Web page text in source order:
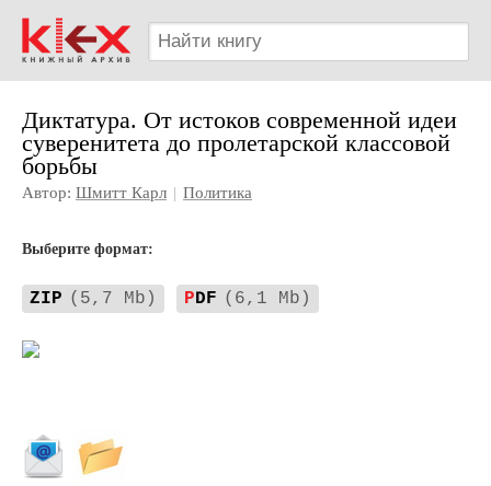
Диктатура. От истоков современной идеи
суверенитета до пролетарской классовой
борьбы
Автор: Шмитт Карл | Политика
Выберите формат:
ZIP (5,7 Mb) PDF (6,1 Mb)